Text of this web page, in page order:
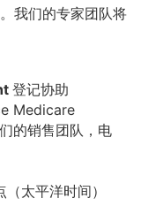
我们的专家团队将
登记协助
Medicare
的销售团队，电
太平洋时间）